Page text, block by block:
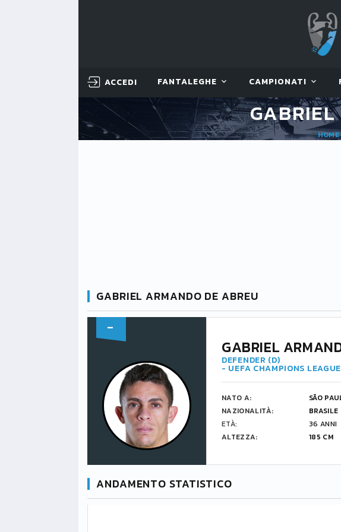
ACCEDI FANTALEGHE CAMPIONATI
HOME
GABRIEL ARMANDO DE ABREU
-
GABRIEL
DEFENDER (D)
- UEFA CHAMPIONS
NATO A:
SÃO
NAZIONALITÀ:
BRASILE
ETÀ:
36 ANNI
ALTEZZA:
185 CM
ANDAMENTO STATISTICO